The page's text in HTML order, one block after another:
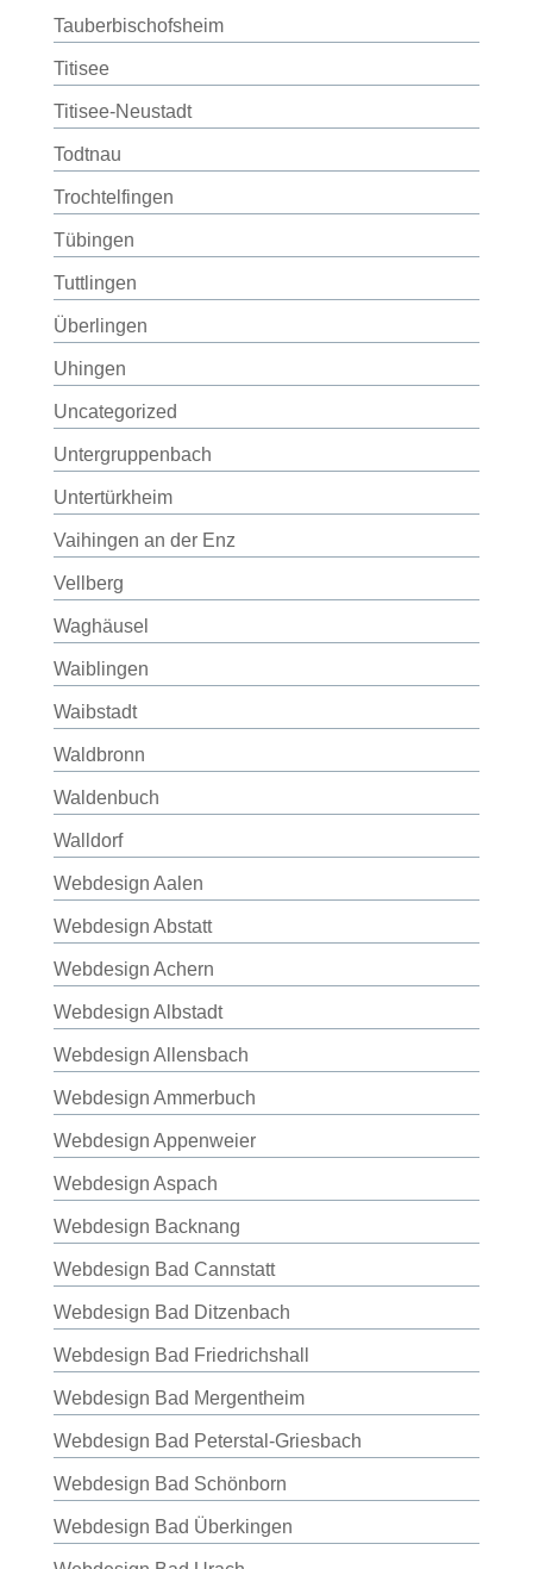
Tauberbischofsheim
Titisee
Titisee-Neustadt
Todtnau
Trochtelfingen
Tübingen
Tuttlingen
Überlingen
Uhingen
Uncategorized
Untergruppenbach
Untertürkheim
Vaihingen an der Enz
Vellberg
Waghäusel
Waiblingen
Waibstadt
Waldbronn
Waldenbuch
Walldorf
Webdesign Aalen
Webdesign Abstatt
Webdesign Achern
Webdesign Albstadt
Webdesign Allensbach
Webdesign Ammerbuch
Webdesign Appenweier
Webdesign Aspach
Webdesign Backnang
Webdesign Bad Cannstatt
Webdesign Bad Ditzenbach
Webdesign Bad Friedrichshall
Webdesign Bad Mergentheim
Webdesign Bad Peterstal-Griesbach
Webdesign Bad Schönborn
Webdesign Bad Überkingen